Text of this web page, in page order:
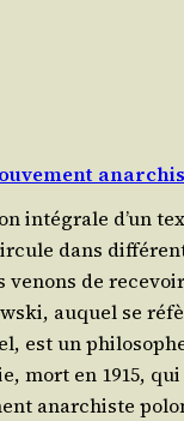
inté­grale d’un
dans
venons de
auquel se
est un
mort en 1915,
anar­chiste